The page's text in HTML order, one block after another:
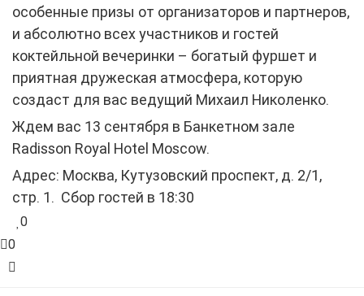
особенные призы от организаторов и партнеров,
и абсолютно всех участников и гостей
коктейльной вечеринки – богатый фуршет и
приятная дружеская атмосфера, которую
создаст для вас ведущий Михаил Николенко.
Ждем вас 13 сентября в Банкетном зале
Radisson Royal Hotel Moscow.
Адрес: Москва, Кутузовский проспект, д. 2/1,
стр. 1. Сбор гостей в 18:30
0
0